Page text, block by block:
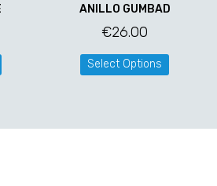
ANILLO GUMBAD
€26.00
Select Options